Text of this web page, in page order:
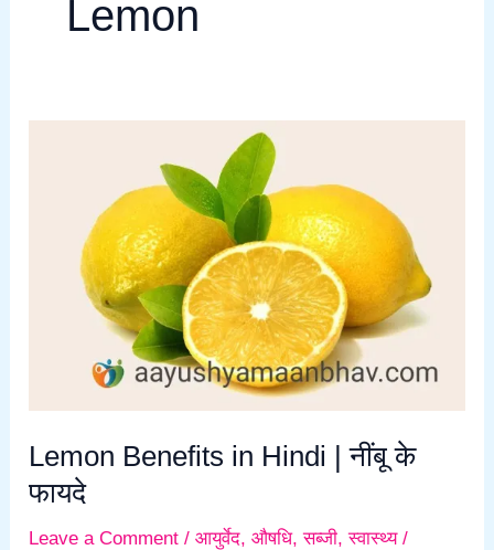
Lemon
Lemon Benefits in Hindi | नींबू के
फायदे
Leave a Comment /आयुर्वेद,औषधि,सब्जी,स्वास्थ्य/